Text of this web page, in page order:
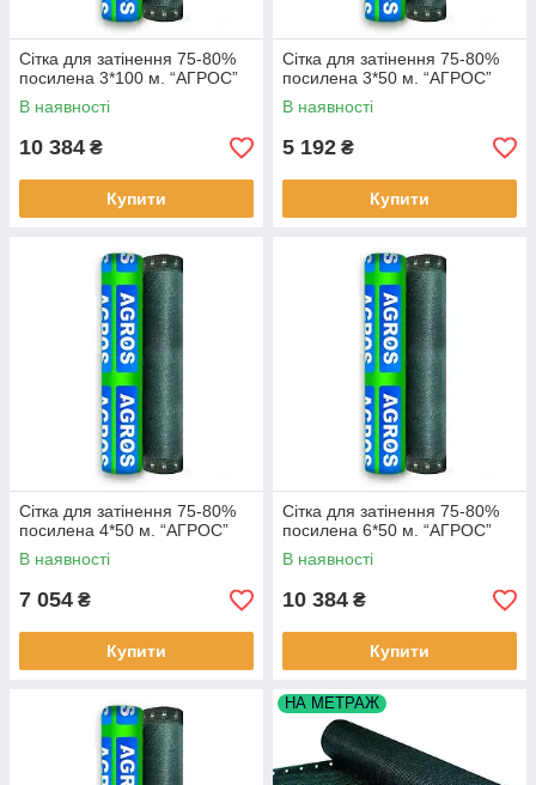
Сітка для затінення 75-80%
посилена 3*100 м. “AГРОС”
В наявності
10 384 ₴
Купити
Сітка для затінення 75-80%
посилена 3*50 м. “AГРОС”
В наявності
5 192 ₴
Купити
Сітка для затінення 75-80%
посилена 4*50 м. “AГРОС”
В наявності
7 054 ₴
Купити
Сітка для затінення 75-80%
посилена 6*50 м. “AГРОС”
В наявності
10 384 ₴
Купити
НА МЕТРАЖ